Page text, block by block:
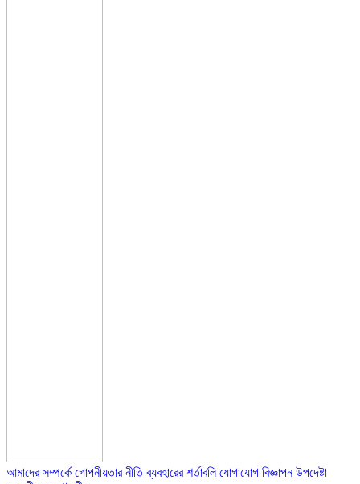
আমাদের সম্পর্কে গোপনীয়তার নীতি ব্যবহারের শর্তাবলি যোগাযোগ বিজ্ঞাপন উপদেষ্টা